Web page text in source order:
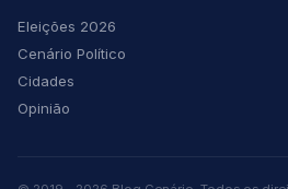
Eleições 2026
Cenário Político
Cidades
Opinião